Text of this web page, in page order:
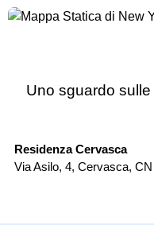
Uno sguardo sulle
Residenza Cervasca
Via Asilo, 4, Cervasca, CN